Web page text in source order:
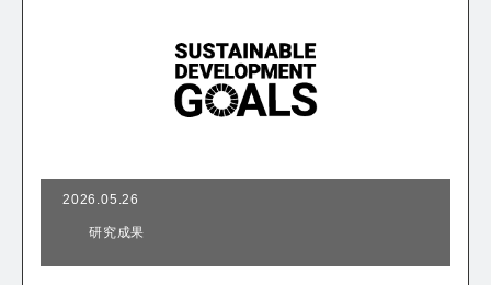
2026.05.26
研究成果